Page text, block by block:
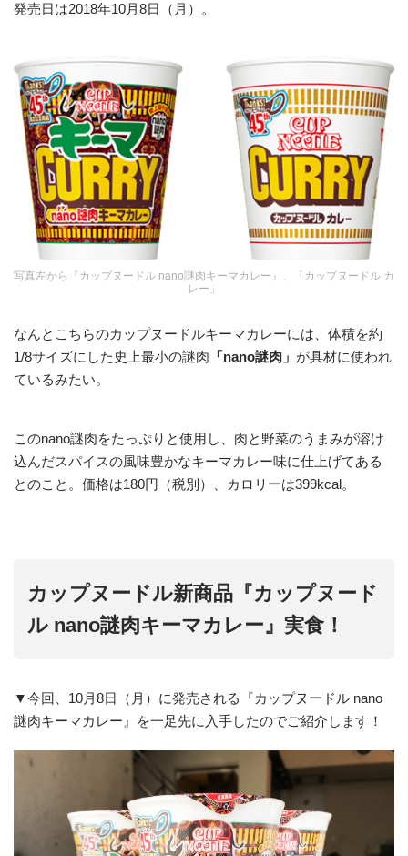
発売日は2018年10月8日（月）。
写真左から『カップヌードル nano謎肉キーマカレー』、「カップヌードル カ
レー」
なんとこちらのカップヌードルキーマカレーには、体積を約
1/8サイズにした史上最小の謎肉 「nano謎肉」 が具材に使われ
ているみたい。
このnano謎肉をたっぷりと使用し、肉と野菜のうまみが溶け
込んだスパイスの風味豊かなキーマカレー味に仕上げてある
とのこと。価格は180円（税別）、カロリーは399kcal。
カップヌードル新商品『カップヌード
ル nano謎肉キーマカレー』実食！
▼今回、10月8日（月）に発売される『カップヌードル nano
謎肉キーマカレー』を一足先に入手したのでご紹介します！